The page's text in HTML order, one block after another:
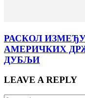
РАСКОЛ
АМЕРИЧКИХ
ДУБЉИ
LEAVE A REPLY